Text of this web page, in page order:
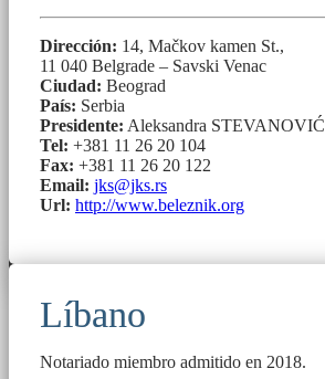
Dirección: 14, Mačkov kamen St.,
11 040 Belgrade – Savski Venac
Ciudad: Beograd
País: Serbia
Presidente: Aleksandra STEVANOVIĆ
Tel: +381 11 26 20 104
Fax: +381 11 26 20 122
Email: jks@jks.rs
Url: http://www.beleznik.org
Líbano
Notariado miembro admitido en 2018.